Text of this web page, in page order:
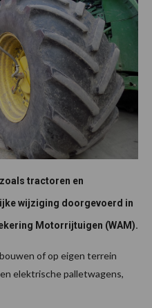
tractoren en
wijziging doorgevoerd in
Motorrijtuigen (WAM).
of op eigen terrein
elektrische palletwagens,